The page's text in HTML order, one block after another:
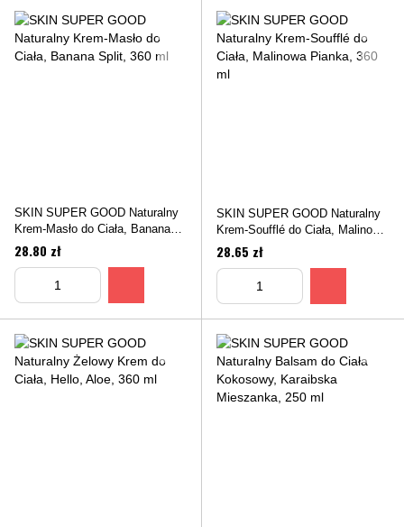
SKIN SUPER GOOD Naturalny
Krem-Masło do Ciała, Banana
Split, 360 ml
28.80 zł
SKIN SUPER GOOD Naturalny
Krem-Soufflé do Ciała, Malinowa
Pianka, 360 ml
28.65 zł